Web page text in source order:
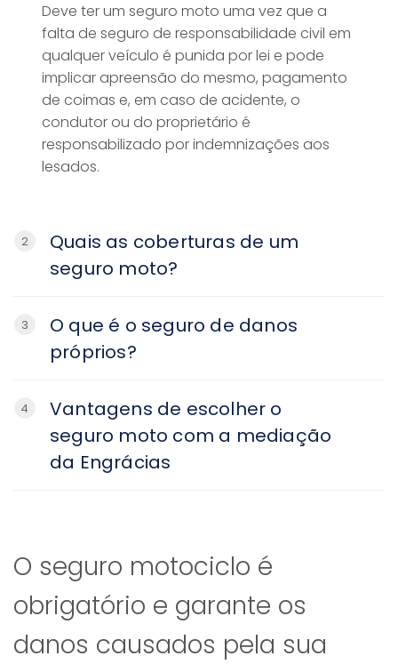
Deve ter um seguro moto uma vez que a
falta de seguro de responsabilidade civil em
qualquer veículo é punida por lei e pode
implicar apreensão do mesmo, pagamento
de coimas e, em caso de acidente, o
condutor ou do proprietário é
responsabilizado por indemnizações aos
lesados.
2
Quais as coberturas de um
seguro moto?
3
O que é o seguro de danos
próprios?
4
Vantagens de escolher o
seguro moto com a mediação
da Engrácias
O seguro motociclo é
obrigatório e garante os
danos causados pela sua